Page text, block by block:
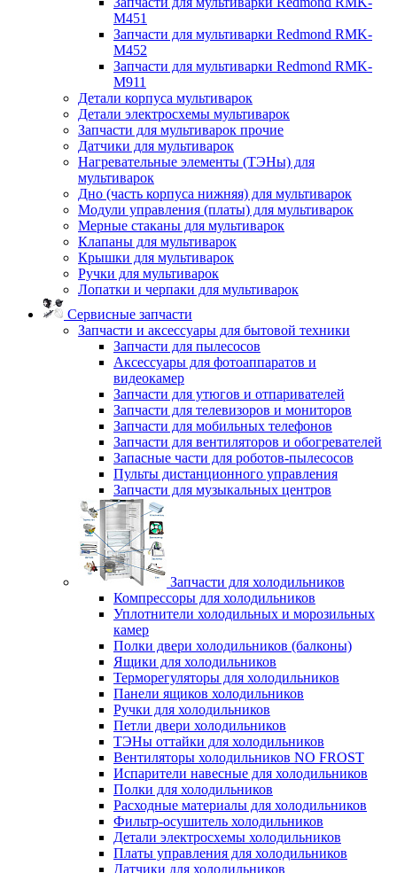
M451
Запчасти для мультиварки Redmond RMK-
M452
Запчасти для мультиварки Redmond RMK-
M911
Детали корпуса мультиварок
Детали электросхемы мультиварок
Запчасти для мультиварок прочие
Датчики для мультиварок
Нагревательные элементы (ТЭНы) для
мультиварок
Дно (часть корпуса нижняя) для мультиварок
Модули управления (платы) для мультиварок
Мерные стаканы для мультиварок
Клапаны для мультиварок
Крышки для мультиварок
Ручки для мультиварок
Лопатки и черпаки для мультиварок
Сервисные запчасти
Запчасти и аксессуары для бытовой техники
Запчасти для пылесосов
Аксессуары для фотоаппаратов и
видеокамер
Запчасти для утюгов и отпаривателей
Запчасти для телевизоров и мониторов
Запчасти для мобильных телефонов
Запчасти для вентиляторов и обогревателей
Запасные части для роботов-пылесосов
Пульты дистанционного управления
Запчасти для музыкальных центров
Запчасти для холодильников
Компрессоры для холодильников
Уплотнители холодильных и морозильных
камер
Полки двери холодильников (балконы)
Ящики для холодильников
Терморегуляторы для холодильников
Панели ящиков холодильников
Ручки для холодильников
Петли двери холодильников
ТЭНы оттайки для холодильников
Вентиляторы холодильников NO FROST
Испарители навесные для холодильников
Полки для холодильников
Расходные материалы для холодильников
Фильтр-осушитель холодильников
Детали электросхемы холодильников
Платы управления для холодильников
Датчики для холодильников